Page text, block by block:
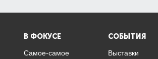
В ФОКУСЕ
Самое-самое
СОБЫТИЯ
Выставки